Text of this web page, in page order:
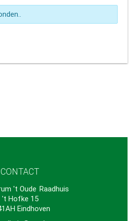
CONTACT
't Oude Raadhuis
't Hofke 15
Eindhoven